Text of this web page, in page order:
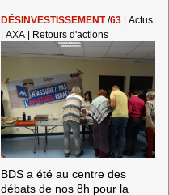
DÉSINVESTISSEMENT /63
Actus
AXA Retours d'actions
BDS a été au centre des
débats de nos 8h pour la